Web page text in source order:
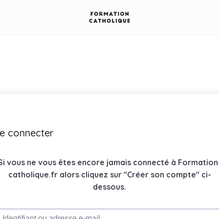
connecter
vous ne vous êtes encore jamais connecté à
catholique.fr alors cliquez sur "Créer son compte" ci-
dessous.